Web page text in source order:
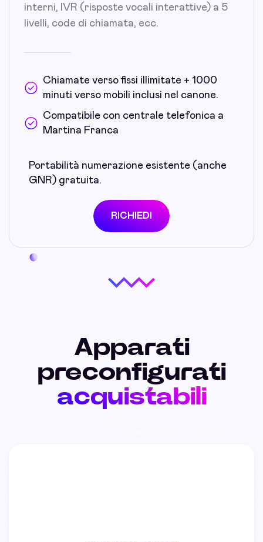
interni, IVR (risposte vocali interattive) a 5
livelli, code di chiamata, ecc.
Chiamate verso fissi illimitate + 1000
minuti verso mobili inclusi nel canone.
Compatibile con centrale telefonica a
Martina Franca
Portabilità numerazione esistente (anche
GNR) gratuita.
RICHIEDI
Apparati
preconfigurati
acquistabili